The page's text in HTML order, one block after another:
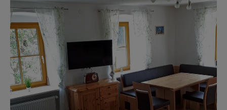
Parken
Kostenlose Parkplätze
Parkgebühren werden vom Hotel übernommen
Radunterstellmöglichkeit
Unterkunftsart